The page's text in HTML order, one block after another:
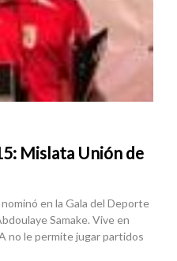
Mislata Unión de
en la Gala del Deporte
Samake. Vive en
no le permite jugar partidos